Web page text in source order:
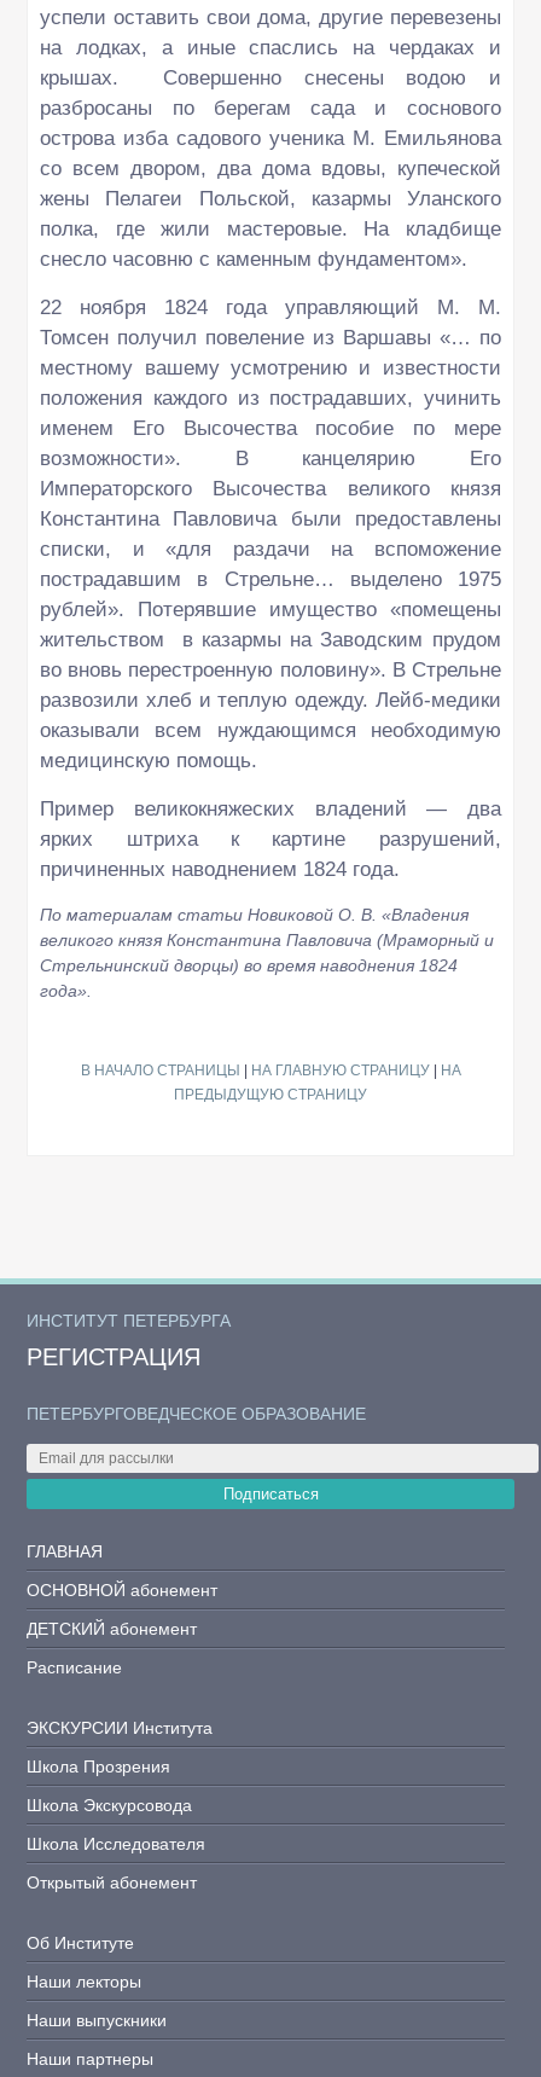
успели оставить свои дома, другие перевезены
на лодках, а иные спаслись на чердаках и
крышах. Совершенно снесены водою и
разбросаны по берегам сада и соснового
острова изба садового ученика М. Емильянова
со всем двором, два дома вдовы, купеческой
жены Пелагеи Польской, казармы Уланского
полка, где жили мастеровые. На кладбище
снесло часовню с каменным фундаментом».
22 ноября 1824 года управляющий М. М.
Томсен получил повеление из Варшавы «… по
местному вашему усмотрению и известности
положения каждого из пострадавших, учинить
именем Его Высочества пособие по мере
возможности». В канцелярию Его
Императорского Высочества великого князя
Константина Павловича были предоставлены
списки, и «для раздачи на вспоможение
пострадавшим в Стрельне… выделено 1975
рублей». Потерявшие имущество «помещены
жительством в казармы на Заводским прудом
во вновь перестроенную половину». В Стрельне
развозили хлеб и теплую одежду. Лейб-медики
оказывали всем нуждающимся необходимую
медицинскую помощь.
Пример великокняжеских владений — два
ярких штриха к картине разрушений,
причиненных наводнением 1824 года.
По материалам статьи Новиковой О. В. «Владения
великого князя Константина Павловича (Мраморный и
Стрельнинский дворцы) во время наводнения 1824
года».
В НАЧАЛО СТРАНИЦЫ НА ГЛАВНУЮ СТРАНИЦУ|
НА
ПРЕДЫДУЩУЮ СТРАНИЦУ
ИНСТИТУТ ПЕТЕРБУРГА
РЕГИСТРАЦИЯ
ГЛАВНАЯ
ОСНОВНОЙ абонемент
ДЕТСКИЙ абонемент
Расписание
ЭКСКУРСИИ Института
Школа Прозрения
Школа Экскурсовода
Школа Исследователя
Открытый абонемент
Об Институте
Наши лекторы
Наши выпускники
Наши партнеры
ПЕТЕРБУРГОВЕДЧЕСКОЕ ОБРАЗОВАНИЕ
Подписаться